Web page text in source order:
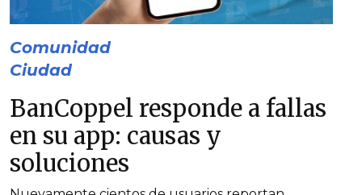
Comunidad
Ciudad
BanCoppel responde a fallas
en su app: causas y
soluciones